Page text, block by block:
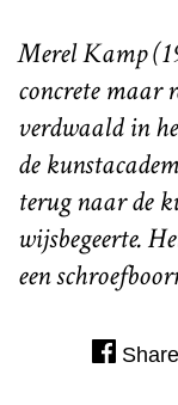
Merel Kamp
concrete maar
verdwaald in
de
terug naar de
wijsbegeerte.
een
Share